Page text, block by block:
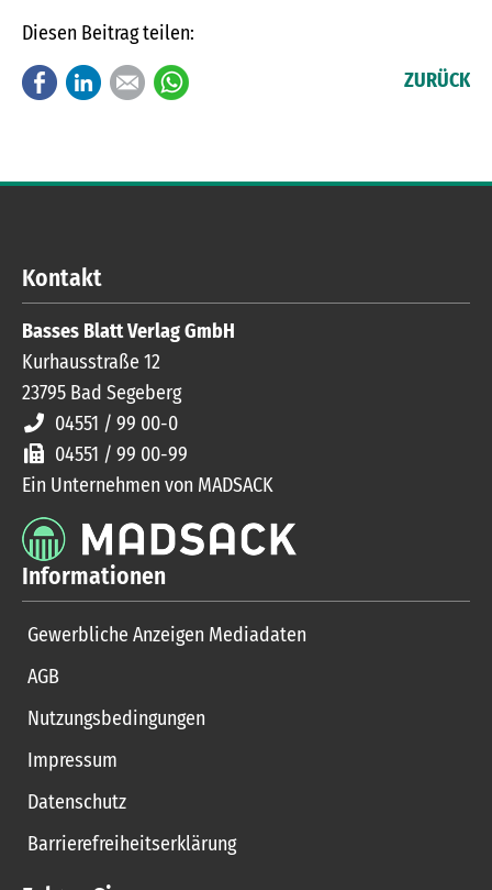
Diesen Beitrag teilen:
FacebookLinkedInE-mail ZURÜCK
Kontakt
Basses Blatt Verlag GmbH
Kurhausstraße 12
23795 Bad Segeberg
04551 / 99 00-0
04551 / 99 00-99
Ein Unternehmen von MADSACK
Informationen
Gewerbliche Anzeigen Mediadaten
AGB
Nutzungsbedingungen
Impressum
Datenschutz
Barrierefreiheitserklärung